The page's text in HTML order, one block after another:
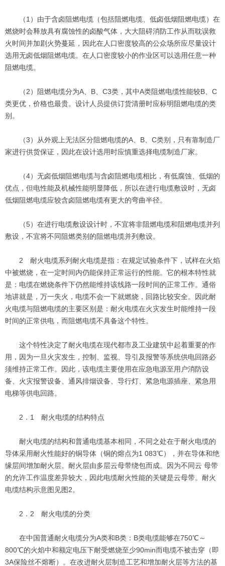
（1）由于含卤阻燃电缆（包括阻燃电缆、低卤低烟阻燃电缆）在
燃烧时会释放具有腐蚀性的卤酸气体，大大阻碍消防工作从而耽误救
火时间并加剧火势蔓延，因此在人口密度较高的公众场所应尽量设计
选用无卤低烟阻燃电缆。在人口密度较小的作业区可以选用任意一种
阻燃电缆。
（2）阻燃电缆分为A、B、C3类，其中A类阻燃电缆性能较B、C
类更优，价格也最贵。设计人员提供订货清册时应标明阻燃电缆的类
别。
（3）从外观上无法区分阻燃电缆的A、B、C类别，只有靠制造厂
家进行供货保证，因此在设计选用时应慎重选择电缆制造厂家。
（4）无卤低烟阻燃电缆与含卤阻燃电缆相比，有低腐蚀、低烟的
优点，但电性能及机械性能明显降低，所以在进行电缆敷设时，无卤
低烟阻燃电缆应较含卤阻燃电缆有更大的弯曲半径。
（5）在进行电缆敷设设计时，不宜将非阻燃电缆和阻燃电缆并列
敷设，不宜将不同阻燃类别的阻燃电缆并列敷设。
2 耐火电缆系列耐火电缆是指：在规定试验条件下，试样在火焰
中被燃烧，在一定时间内仍能保持正常运行的性能。它的根本特性就
是：电缆在燃烧条件下仍然能维持该线路一段时间的正常工作。通俗
地讲就是，万一失火，电缆不会一下就燃烧，回路比较安全。因此耐
火电缆与阻燃电缆的主要区别是：耐火电缆在火灾发生时能维持一段
时间的正常供电，而阻燃电缆不具备这个特性。
这个特性决定了耐火电缆在现代都市及工业建筑中起着重要的作
用，因为一旦火灾发生，控制、监视、导引及报警等系统供电回路必
须维持正常工作。因此，该电缆主要使用在应急电源至用户消防设
备、火灾报警设备、通风排烟设备、导行灯、紧急电源插座、紧急用
电梯等供电回路。
2．1 耐火电缆的结构特点
耐火电缆的结构和普通电缆基本相同，不同之处在于耐火电缆的
导体采用耐火性能好的铜导体（铜的熔点为1 083℃），并在导体和绝
缘层间增加耐火层。耐火层由多层云母带绕包而成。因为不同云 母带
的允许工作温度差异较大，因此电缆耐火性能的关键是云母带。耐火
电缆结构示意图见图2。
2．2 耐火电缆的分类
在中国普通耐火电缆分为A类和B类：B类电缆能够在750℃～
800℃的火焰中和额定电压下耐受燃烧至少90min而电缆不被击穿（即
3A保险丝不熔断）。在改进耐火层制造工艺和增加耐火层等方法的基